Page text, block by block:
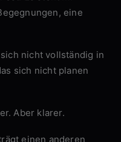
eine
sich nicht planen
Aber klarer.